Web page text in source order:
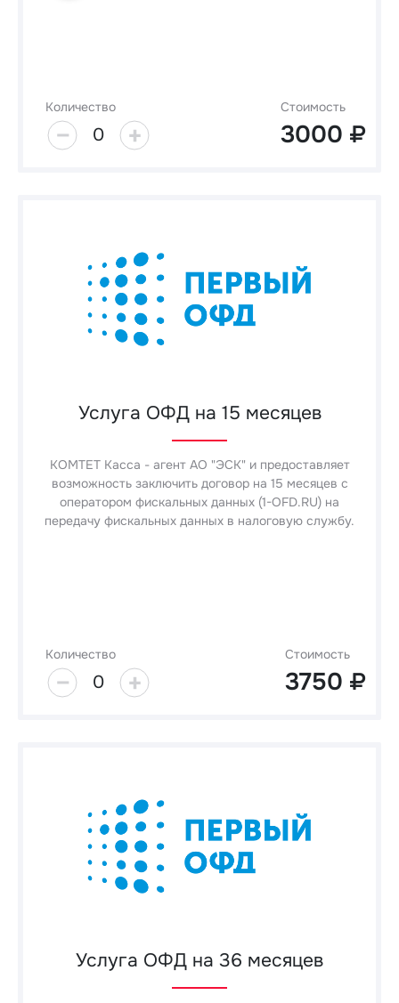
Количество
0
Стоимость
3000
Услуга ОФД на 15 месяцев
КОМТЕТ Касса - агент АО "ЭСК" и предоставляет
возможность заключить договор на 15 месяцев с
оператором фискальных данных (1-OFD.RU) на
передачу фискальных данных в налоговую службу.
Количество
0
Стоимость
3750
Услуга ОФД на 36 месяцев